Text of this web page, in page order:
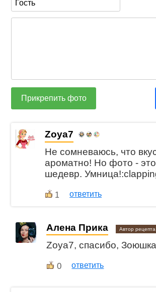
Прикрепить фото
Zoya7
Не сомневаюсь, что
ароматно! Но фото -
шедевр.
1 ответить
Алена Прика Автор рецепта
Zoya7, спасибо,
0 ответить